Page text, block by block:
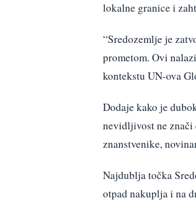
lokalne granice i
“Sredozemlje je
prometom. Ovi
kontekstu UN-ova
Dodaje kako je
nevidljivost ne znači
znanstvenike,
Najdublja točka
otpad nakuplja i na